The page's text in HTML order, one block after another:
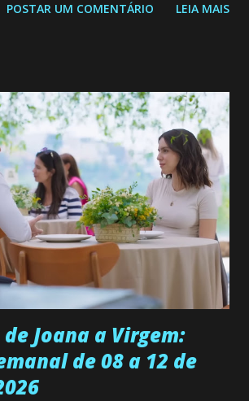
26 JOANA GUADALUPE (Camila
até encontrar o homem que realmente
já que dedica todas as suas energias a
estudando e se orgulhando de
da família a ingressar na
uma personalidade muito alegre, é
a idade, determinada, criativa e
injustiças e é uma ótima amiga. Pode ser
quando decide fazer algo.
ginecológico, ela é inseminada por eng...
POSTAR UM COMENTÁRIO LEIA MAIS
Joana a Virgem:
de 08 a 12 de